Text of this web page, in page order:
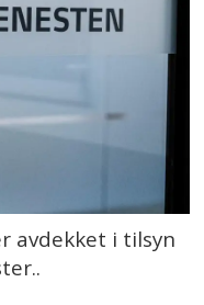
avdekket i tilsyn